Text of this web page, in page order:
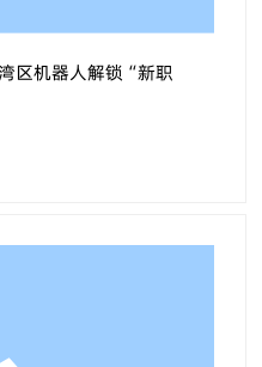
区机器人解锁“新职